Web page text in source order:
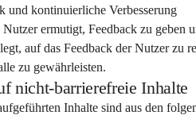
und kontinuierliche Verbesserung
ermutigt, Feedback zu geben
auf das Feedback der Nutzer zu
zu gewährleisten.
nicht-barrierefreie Inhalte
Inhalte sind aus den